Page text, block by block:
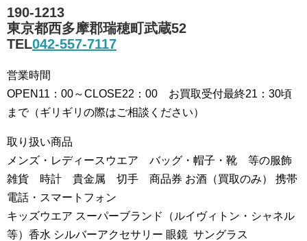
190-1213
東京都西多摩郡瑞穂町武蔵52
TEL042-557-7117
営業時間
OPEN11：00～CLOSE22：00 お買取受付最終21：30頃
まで（ギリギリの際はご相談ください）
取り扱い商品
メンズ・レディースウエア バッグ・帽子・靴 等の服飾
雑貨 時計 貴金属 切手 商品券 お酒（買取のみ） 携帯
電話・スマートフォン
キッズウエア スーパーブランド（ルイヴィトン・シャネル
等）香水 シルバーアクセサリー 眼鏡 サングラス